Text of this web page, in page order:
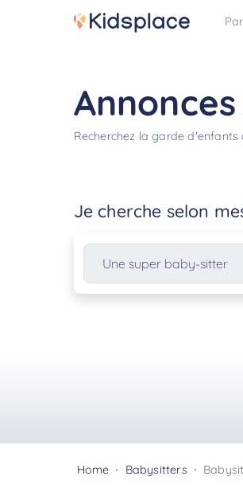
Recherchez la garde
Je cherche selon
Home Babysitters